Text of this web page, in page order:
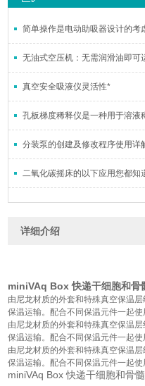
简单操作是电动助吸器设计的考
无油式空压机：无需润滑油即可
真空安全吸液仪灵活性*
孔板梯度稀释仪是一种用于溶液
分装泵的创建及修改程序使用详
二氧化碳摇床的以下应用您都知
详细介绍
miniVAq Box 快递干细胞和骨
由尼龙材质的外套和特殊真空保温
保温运输。配合不同保温元件一起使
由尼龙材质的外套和特殊真空保温
保温运输。配合不同保温元件一起使
由尼龙材质的外套和特殊真空保温
保温运输。配合不同保温元件一起使
miniVAq Box 快递干细胞和骨